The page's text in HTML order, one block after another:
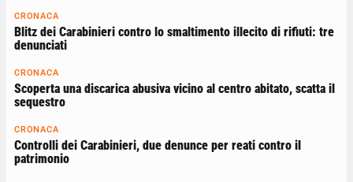
CRONACA
Blitz dei Carabinieri contro lo smaltimento illecito di rifiuti: tre
denunciati
CRONACA
Scoperta una discarica abusiva vicino al centro abitato, scatta il
sequestro
CRONACA
Controlli dei Carabinieri, due denunce per reati contro il
patrimonio